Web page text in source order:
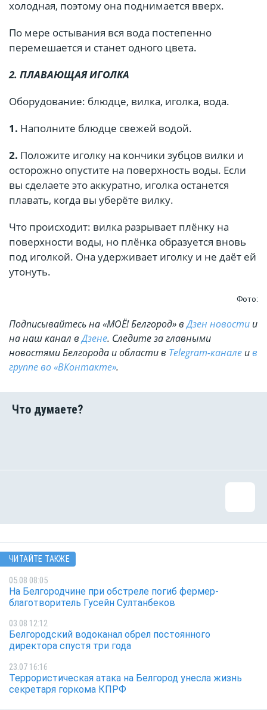
холодная, поэтому она поднимается вверх.
По мере остывания вся вода постепенно
перемешается и станет одного цвета.
2. ПЛАВАЮЩАЯ ИГОЛКА
Оборудование: блюдце, вилка, иголка, вода.
1. Наполните блюдце свежей водой.
2. Положите иголку на кончики зубцов вилки и
осторожно опустите на поверхность воды. Если
вы сделаете это аккуратно, иголка останется
плавать, когда вы уберёте вилку.
Что происходит: вилка разрывает плёнку на
поверхности воды, но плёнка образуется вновь
под иголкой. Она удерживает иголку и не даёт ей
утонуть.
Фото:
Подписывайтесь на «МОЁ! Белгород» вДзен новости и
на наш канал вДзене. Cледите за главными
новостями Белгорода и области в Telegram-канале ив
группе во «ВКонтакте».
ЧИТАЙТЕ ТАКЖЕ
05.08 08:05
На Белгородчине при обстреле погиб фермер-
благотворитель Гусейн Султанбеков
03.08 12:12
Белгородский водоканал обрел постоянного
директора спустя три года
23.07 16:16
Террористическая атака на Белгород унесла жизнь
секретаря горкома КПРФ